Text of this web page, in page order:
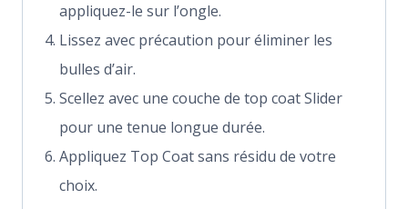
appliquez-le sur l’ongle.
Lissez avec précaution pour éliminer les
bulles d’air.
Scellez avec une couche de top coat Slider
pour une tenue longue durée.
Appliquez Top Coat sans résidu de votre
choix.